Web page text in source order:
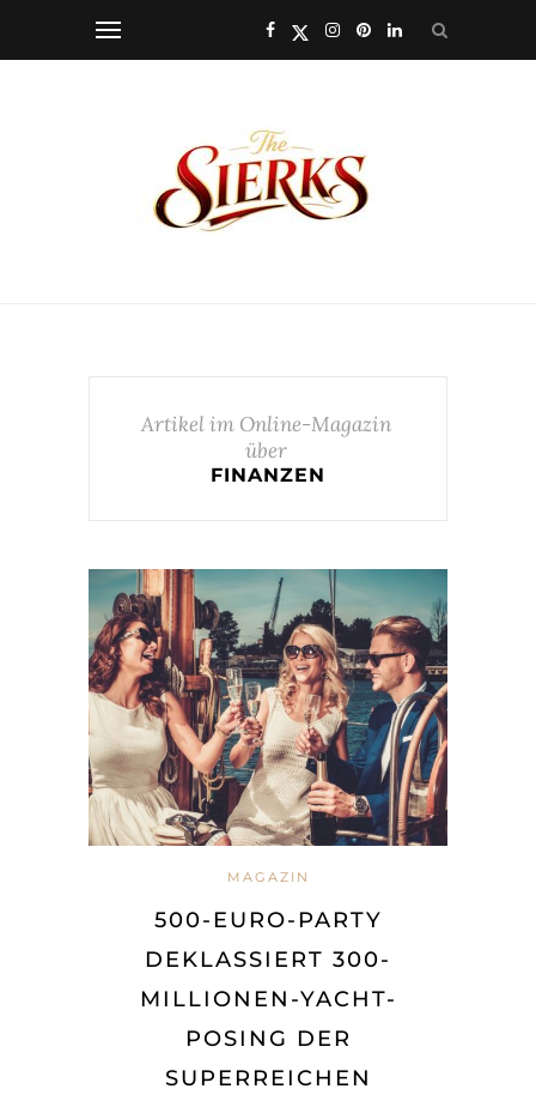
Artikel im Online-Magazin
über
FINANZEN
MAGAZIN
500-EURO-PARTY
DEKLASSIERT 300-
MILLIONEN-YACHT-
POSING DER
SUPERREICHEN